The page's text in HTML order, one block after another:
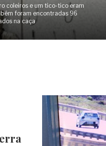
coleiros e um tico-tico eram
foram encontradas 96
na caça